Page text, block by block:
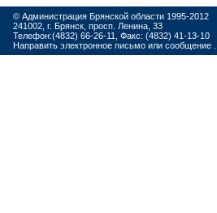
© Администрация Брянской области 1995-2012
241002, г. Брянск, просп. Ленина, 33
Телефон:(4832) 66-26-11, Факс: (4832) 41-13-10
Направить электронное письмо или сообщение ...